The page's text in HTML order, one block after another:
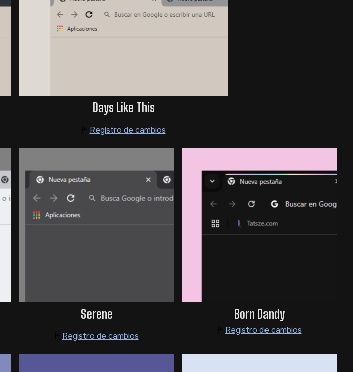
Days Like This
Registro de cambios
Serene
Registro de cambios
Born Dandy
Registro de cambios